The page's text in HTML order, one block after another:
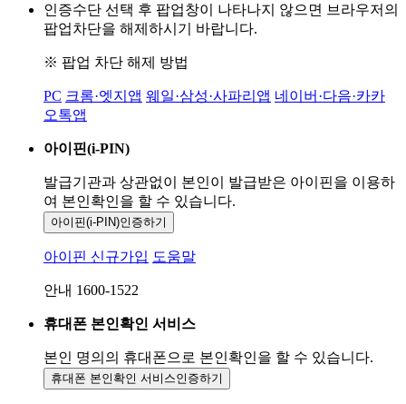
인증수단 선택 후 팝업창이 나타나지 않으면 브라우저의
팝업차단을 해제하시기 바랍니다.
※ 팝업 차단 해제 방법
PC 크롬·엣지앱 웨일·삼성·사파리앱 네이버·다음·카카
오톡앱
아이핀(i-PIN)
발급기관과 상관없이 본인이 발급받은 아이핀을 이용하
여 본인확인을 할 수 있습니다.
아이핀(i-PIN)인증하기
아이핀 신규가입 도움말
안내 1600-1522
휴대폰 본인확인 서비스
본인 명의의 휴대폰으로 본인확인을 할 수 있습니다.
휴대폰 본인확인 서비스인증하기